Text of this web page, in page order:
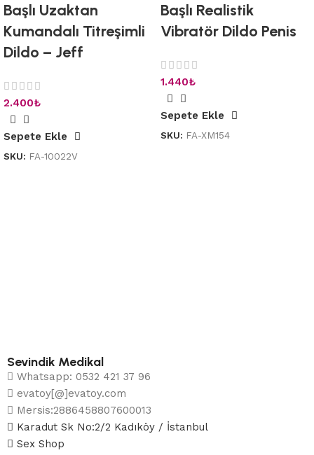
Başlı Uzaktan
Kumandalı Titreşimli
Dildo – Jeff
2.400₺
Sepete Ekle
SKU: FA-10022V
Başlı Realistik
Vibratör Dildo Penis
1.440₺
Sepete Ekle
SKU: FA-XM154
Sevindik Medikal
Whatsapp: 0532 421 37 96
evatoy[@]evatoy.com
Mersis:2886458807600013
Karadut Sk No:2/2 Kadıköy / İstanbul
Sex Shop